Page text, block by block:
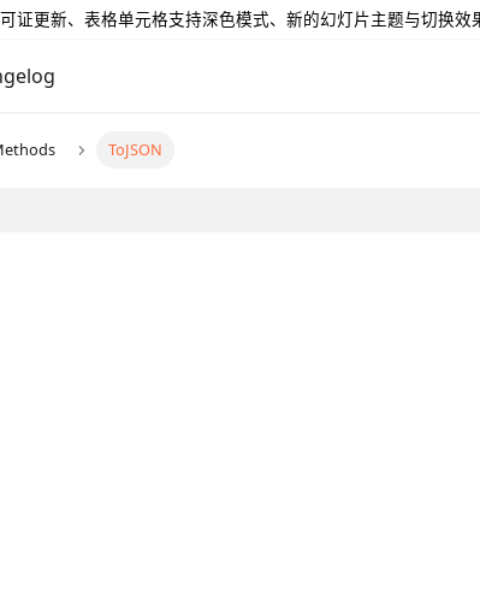
证更新、表格单元格支持深色模式、新的幻灯片主题与切换效
ToJSON